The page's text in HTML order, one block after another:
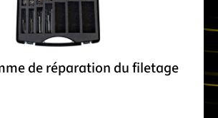
de réparation du filetage